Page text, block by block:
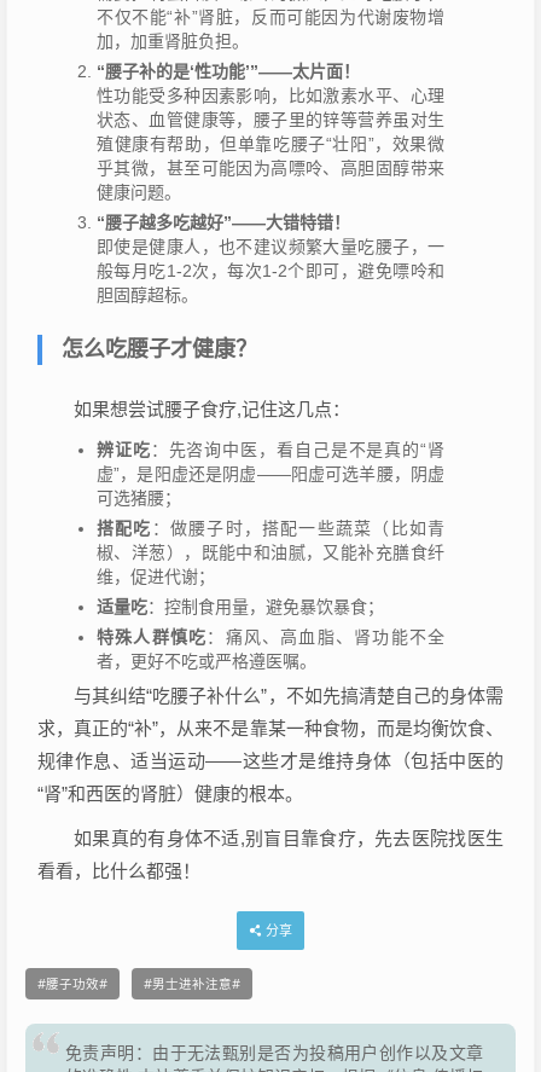
不仅不能“补”肾脏，反而可能因为代谢废物增
加，加重肾脏负担。
“腰子补的是‘性功能’”——太片面！
性功能受多种因素影响，比如激素水平、心理
状态、血管健康等，腰子里的锌等营养虽对生
殖健康有帮助，但单靠吃腰子“壮阳”，效果微
乎其微，甚至可能因为高嘌呤、高胆固醇带来
健康问题。
“腰子越多吃越好”——大错特错！
即使是健康人，也不建议频繁大量吃腰子，一
般每月吃1-2次，每次1-2个即可，避免嘌呤和
胆固醇超标。
怎么吃腰子才健康？
如果想尝试腰子食疗,记住这几点：
辨证吃：先咨询中医，看自己是不是真的“肾
虚”，是阳虚还是阴虚——阳虚可选羊腰，阴虚
可选猪腰；
搭配吃 ：做腰子时，搭配一些蔬菜（比如青
椒、洋葱），既能中和油腻，又能补充膳食纤
维，促进代谢；
适量吃：控制食用量，避免暴饮暴食；
特殊人群慎吃：痛风、高血脂、肾功能不全
者，更好不吃或严格遵医嘱。
与其纠结“吃腰子补什么”，不如先搞清楚自己的身体需
求，真正的“补”，从来不是靠某一种食物，而是均衡饮食、
规律作息、适当运动——这些才是维持身体（包括中医的
“肾”和西医的肾脏）健康的根本。
如果真的有身体不适,别盲目靠食疗，先去医院找医生
看看，比什么都强！
分享
腰子功效 男士进补注意
免责声明：由于无法甄别是否为投稿用户创作以及文章